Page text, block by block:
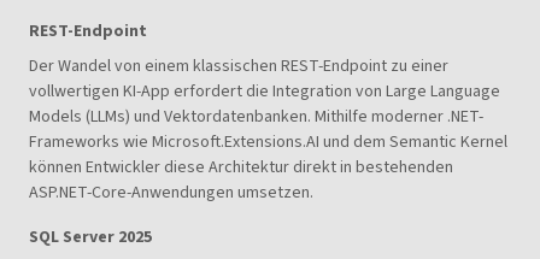
REST-Endpoint
Der Wandel von einem klassischen REST-Endpoint zu einer
vollwertigen KI-App erfordert die Integration von Large Language
Models (LLMs) und Vektordatenbanken. Mithilfe moderner .NET-
Frameworks wie Microsoft.Extensions.AI und dem Semantic Kernel
können Entwickler diese Architektur direkt in bestehenden
ASP.NET-Core-Anwendungen umsetzen.
SQL Server 2025